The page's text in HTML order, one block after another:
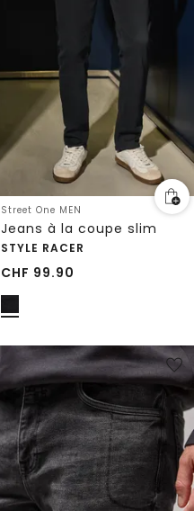
Street One MEN
Jeans à la coupe slim
STYLE RACER
CHF 99.90